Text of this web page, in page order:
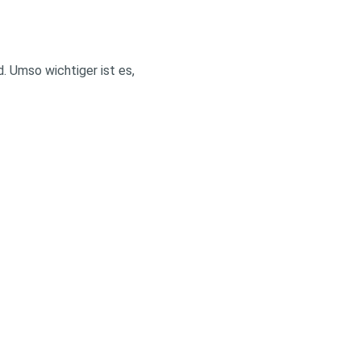
Umso wichtiger ist es,